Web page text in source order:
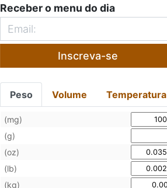
Receber o menu do dia
Inscreva-se
Peso Volume Temperatura
(mg)
(g)
(oz)
(lb)
(kg)